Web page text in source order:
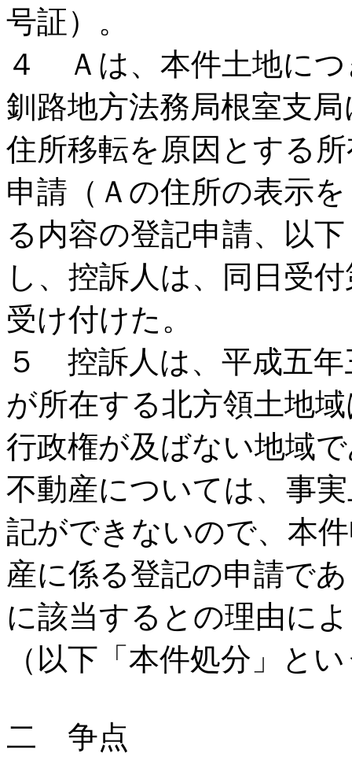
号証）。
４ Ａは、本件土地につ
釧路地方法務局根室支
住所移転を原因とする
申請（Ａの住所の表示
る内容の登記申請、以
し、控訴人は、同日受
受け付けた。
５ 控訴人は、平成五年
が所在する北方領土地
行政権が及ばない地域
不動産については、事
記ができないので、本
産に係る登記の申請で
に該当するとの理由に
（以下「本件処分」と
二 争点